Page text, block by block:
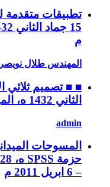
م
المهندس طلال
الثاني 1432 ه، الموافق 30 أبريل – 4 مايو 2011 م
admin
المسوحات
– 6 ابريل 2011 م